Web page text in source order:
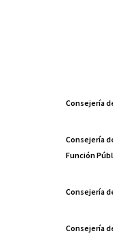
Consejería
Consejería
Función
Consejería
Consejería